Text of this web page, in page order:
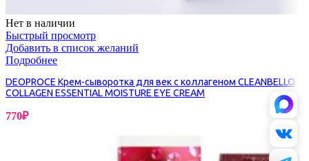
Нет в наличии
Быстрый просмотр
Добавить в список желаний
Подробнее
DEOPROCE Крем-сыворотка для век с коллагеном CLEANBELLO
COLLAGEN ESSENTIAL MOISTURE EYE CREAM
770₽